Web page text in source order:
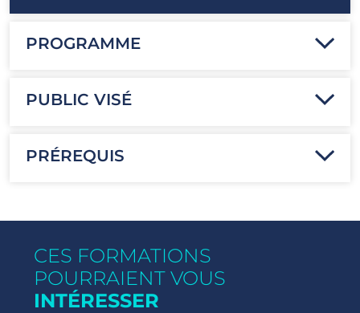
PROGRAMME
PUBLIC VISÉ
PRÉREQUIS
CES FORMATIONS
POURRAIENT VOUS
INTÉRESSER